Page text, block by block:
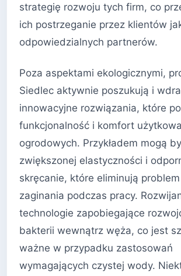
strategię rozwoju tych firm, co
ich postrzeganie przez klientów
odpowiedzialnych partnerów.
Poza aspektami ekologicznymi,
Siedlec aktywnie poszukują i
innowacyjne rozwiązania, które
funkcjonalność i komfort
ogrodowych. Przykładem mogą
zwiększonej elastyczności i
skręcanie, które eliminują
zaginania podczas pracy.
technologie zapobiegające
bakterii wewnątrz węża, co jest
ważne w przypadku zastosowań
wymagających czystej wody.